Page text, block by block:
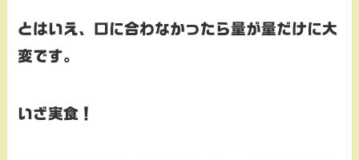
とはいえ、口に合わなかったら量が量だけに大
変です。
いざ実食！